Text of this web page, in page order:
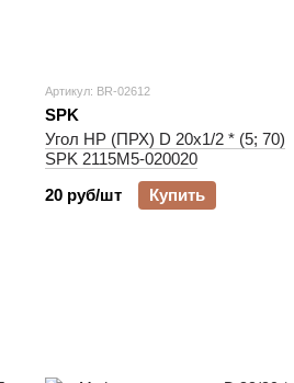
Артикул: BR-02612
SPK
Угол НР (ПРХ) D 20х1/2 * (5; 70)
SPK 2115M5-020020
20 руб/шт
Купить